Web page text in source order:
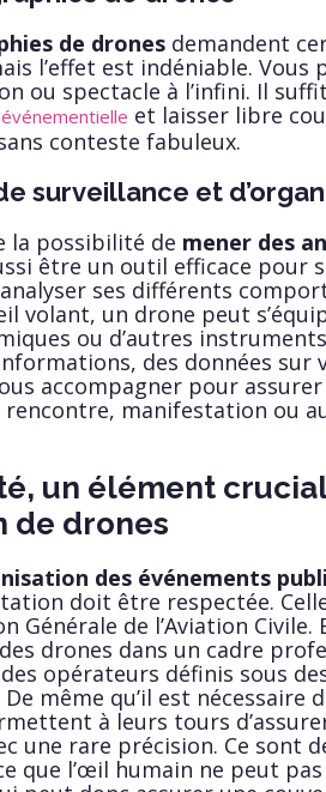
de drones demandent
l’effet est indéniable.
ou spectacle à l’infini. Il
et laisser libre
conteste fabuleux.
surveillance et
la possibilité de mener des
être un outil efficace pour
ses différents
volant, un drone peut
ou d’autres
des données sur
accompagner pour
manifestation ou
un élément
de drones
des événements
doit être respectée.
Générale de l’Aviation Civile.
drones dans un cadre
opérateurs définis sous
même qu’il est nécessaire
à leurs tours
une rare précision. Ce sont
que l’œil humain ne peut pas